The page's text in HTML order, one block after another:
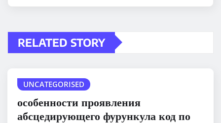
RELATED STORY
UNCATEGORISED
особенности проявления
абсцедирующего фурункула код по